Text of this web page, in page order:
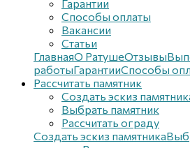
Гарантии
Способы оплаты
Вакансии
Статьи
ГлавнаяО РатушеОтзывы
работыГарантииСпособы
Рассчитать памятник
Создать эскиз
Выбрать памятник
Рассчитать ограду
Создать эскиз памятника